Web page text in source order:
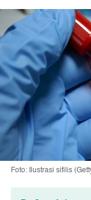
Foto: Ilustrasi sifilis